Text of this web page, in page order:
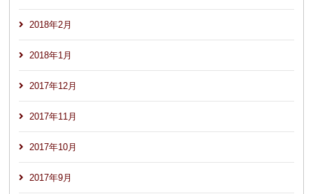
2018年2月
2018年1月
2017年12月
2017年11月
2017年10月
2017年9月